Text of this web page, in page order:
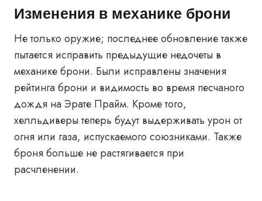
Изменения в механике брони
Не только оружие; последнее обновление также
пытается исправить предыдущие недочеты в
механике брони. Были исправлены значения
рейтинга брони и видимость во время песчаного
дождя на Эрате Прайм. Кроме того,
хелльдиверы теперь будут выдерживать урон от
огня или газа, испускаемого союзниками. Также
броня больше не растягивается при
расчленении.